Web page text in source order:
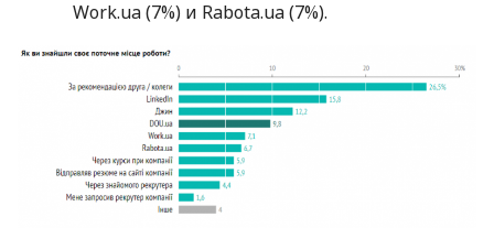
Work.ua (7%) и Rabota.ua (7%).